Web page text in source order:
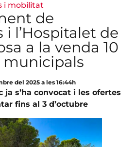
i mobilitat
de
i l’Hospitalet de
a la venda 10
municipals
del 2025 a les 16:44h
ja s’ha convocat i les ofertes
fins al 3 d’octubre